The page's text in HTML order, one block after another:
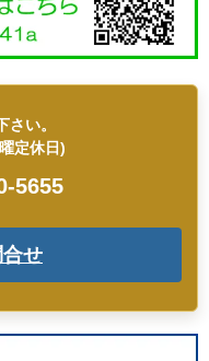
さい。
定休日)
5655
せ